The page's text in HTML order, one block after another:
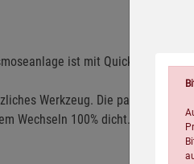
ist mit QuickChange
Werkzeug. Die patentierten
Wechseln 100% dicht.